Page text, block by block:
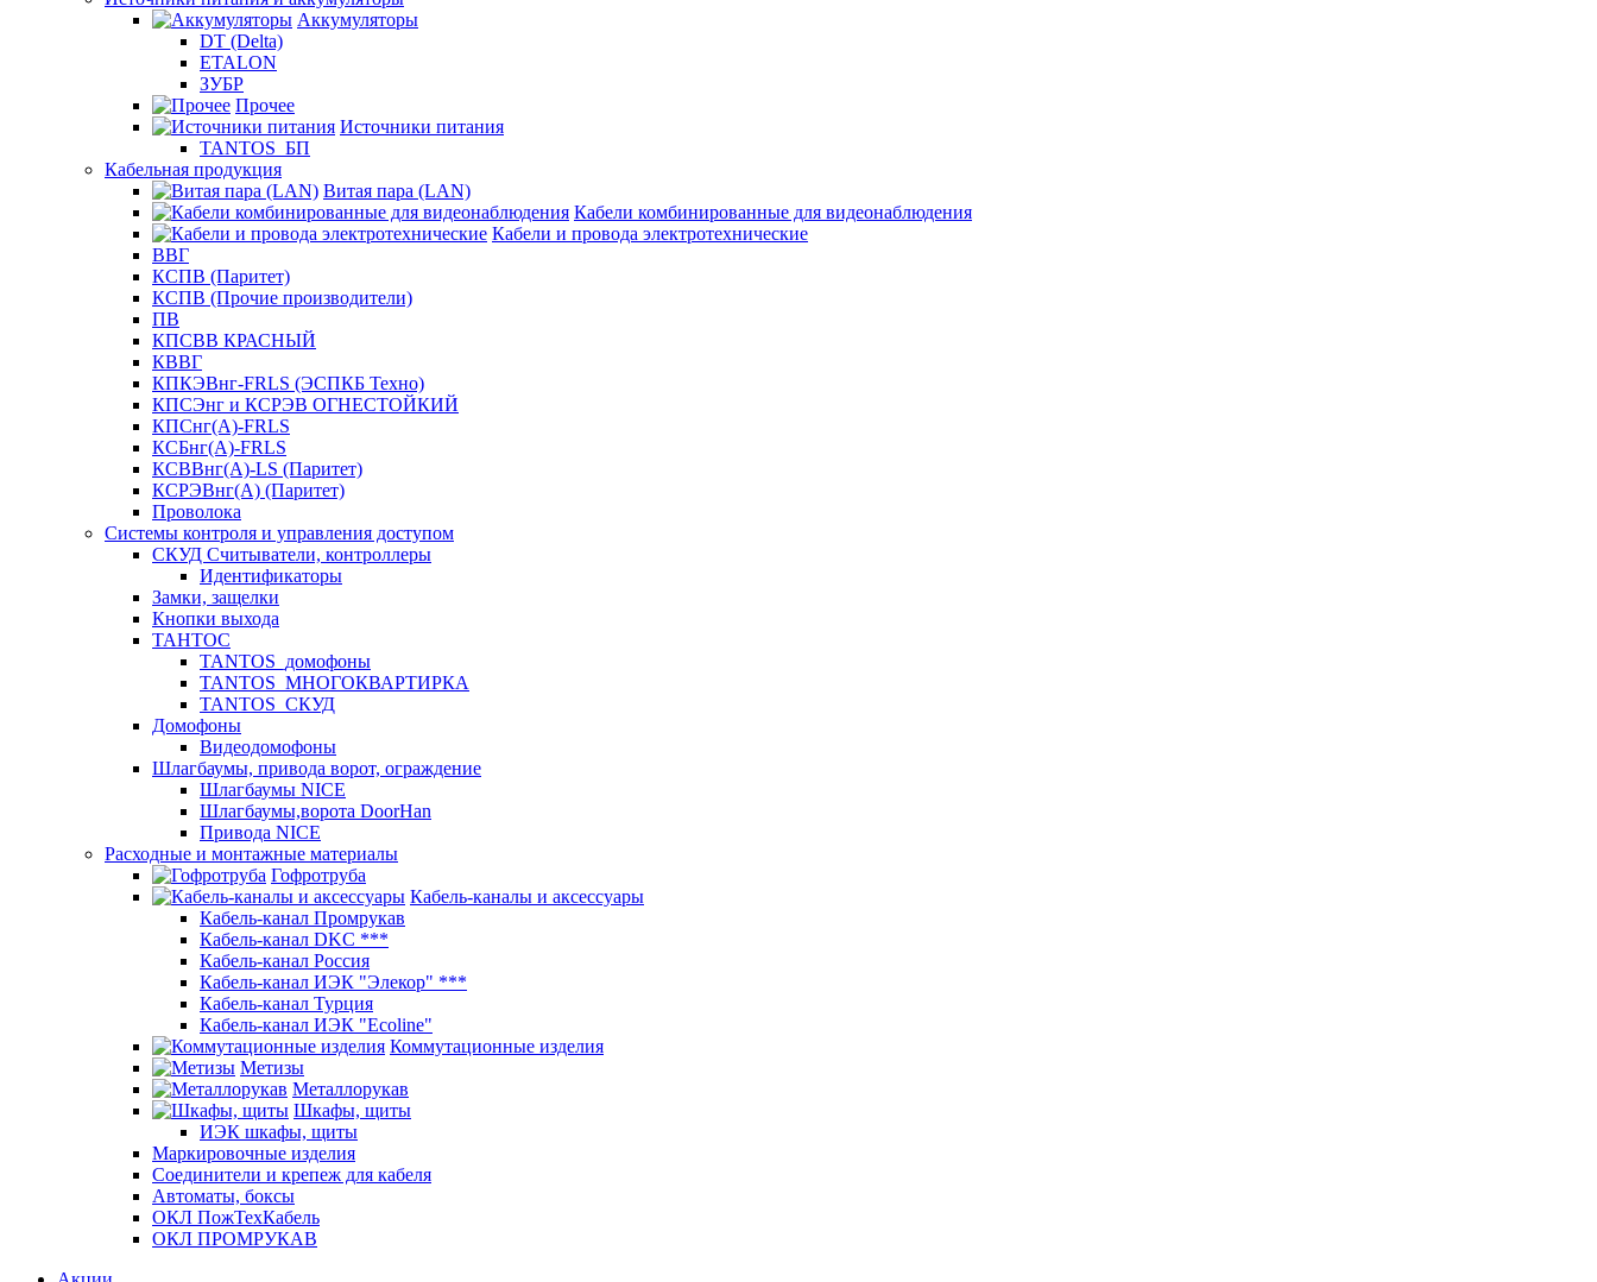
Аккумуляторы
DT (Delta)
ETALON
ЗУБР
Прочее
Источники питания
TANTOS_БП
Кабельная продукция
Витая пара (LAN)
Кабели комбинированные для видеонаблюдения
Кабели и провода электротехнические
ВВГ
КСПВ (Паритет)
КСПВ (Прочие производители)
ПВ
КПСВВ КРАСНЫЙ
КВВГ
КПКЭВнг-FRLS (ЭСПКБ Техно)
КПСЭнг и КСРЭВ ОГНЕСТОЙКИЙ
КПСнг(А)-FRLS
КСБнг(А)-FRLS
КСВВнг(А)-LS (Паритет)
КСРЭВнг(А) (Паритет)
Проволока
Системы контроля и управления доступом
СКУД Считыватели, контроллеры
Идентификаторы
Замки, защелки
Кнопки выхода
ТАНТОС
TANTOS_домофоны
TANTOS_МНОГОКВАРТИРКА
TANTOS_СКУД
Домофоны
Видеодомофоны
Шлагбаумы, привода ворот, ограждение
Шлагбаумы NICE
Шлагбаумы,ворота DoorHan
Привода NICE
Расходные и монтажные материалы
Гофротруба
Кабель-каналы и аксессуары
Кабель-канал Промрукав
Кабель-канал DKC ***
Кабель-канал Россия
Кабель-канал ИЭК "Элекор" ***
Кабель-канал Турция
Кабель-канал ИЭК "Ecoline"
Коммутационные изделия
Метизы
Металлорукав
Шкафы, щиты
ИЭК шкафы, щиты
Маркировочные изделия
Соединители и крепеж для кабеля
Автоматы, боксы
ОКЛ ПожТехКабель
ОКЛ ПРОМРУКАВ